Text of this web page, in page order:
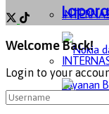
Welcome Back!
Login to your